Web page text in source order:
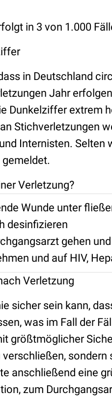
in 3 von 1.000
in Deutschland
Jahr
Dunkelziffer extrem
Stichverletzungen
und Internisten. Selten
gemeldet.
Verletzung?
Wunde unter
desinfizieren
gehen
und auf HIV,
Verletzung
sicher sein kann,
was im Fall der
größtmöglicher
anschließend eine
zum